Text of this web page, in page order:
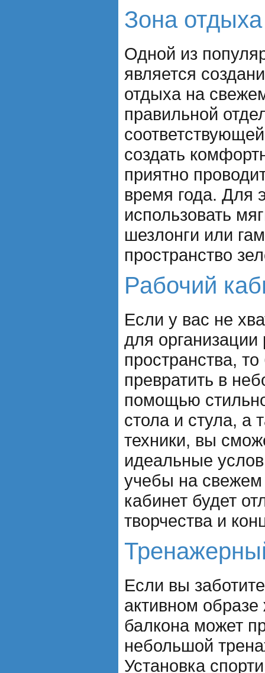
Зона отдыха
Одной из
является
отдыха на
правильной
создать
приятно
время года. Для
использовать
шезлонги или
пространство
Рабочий
Если у вас не
для организации
пространства,
превратить в
помощью
стола и стула, а
техники, вы
идеальные
учебы на
кабинет будет
творчества и
Если вы
активном образе
балкона может
небольшой
Установка